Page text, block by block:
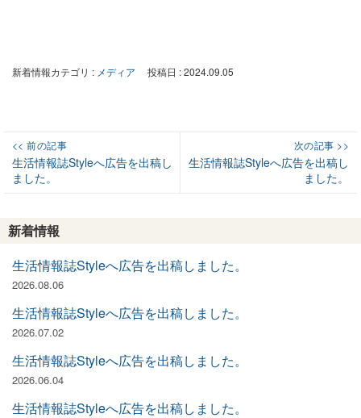
新着情報カテゴリ : メディア 投稿日 : 2024.09.05
投
稿
ナ
ゲ
シ
ョ
ン
<< 前の記事
Previous
post:
生活情報誌Styleへ広告を出稿し
ました。
次の記事 >>
Next
生活情報誌Styleへ広告を出稿し
ました。
新着情報
生活情報誌Styleへ広告を出稿しました。
2026.08.06
生活情報誌Styleへ広告を出稿しました。
2026.07.02
生活情報誌Styleへ広告を出稿しました。
2026.06.04
生活情報誌Styleへ広告を出稿しました。